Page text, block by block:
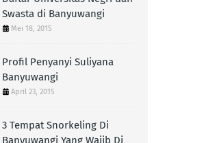
Swasta di Banyuwangi
Mei 18, 2015
Profil Penyanyi Suliyana
Banyuwangi
April 23, 2015
3 Tempat Snorkeling Di
Banyuwangi Yang Wajib Di